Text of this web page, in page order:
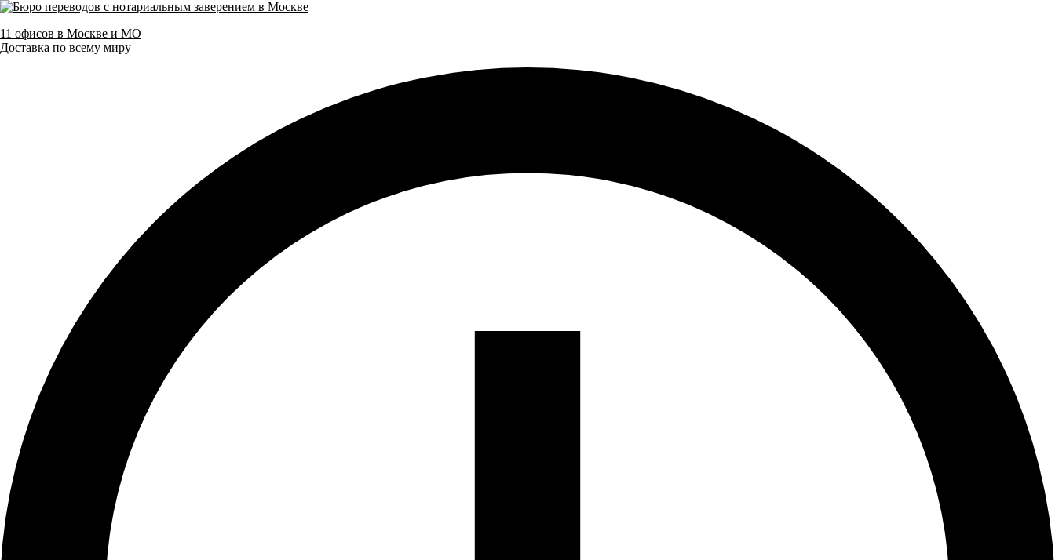
11 офисов в Москве и МО
Доставка по всему миру